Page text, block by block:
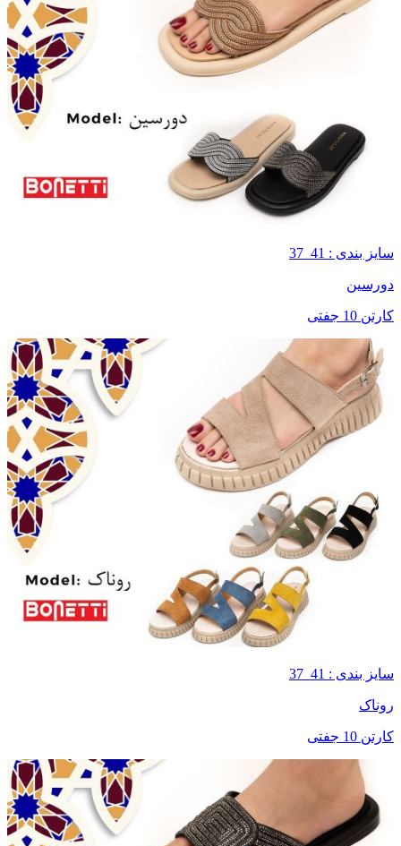
سایز بندی : 41_37
دورسین
کارتن 10 جفتی
سایز بندی : 41_37
روناک
کارتن 10 جفتی